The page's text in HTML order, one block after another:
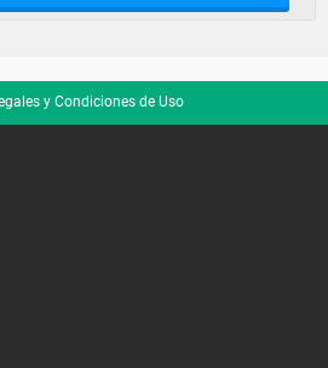
y Condiciones de Uso